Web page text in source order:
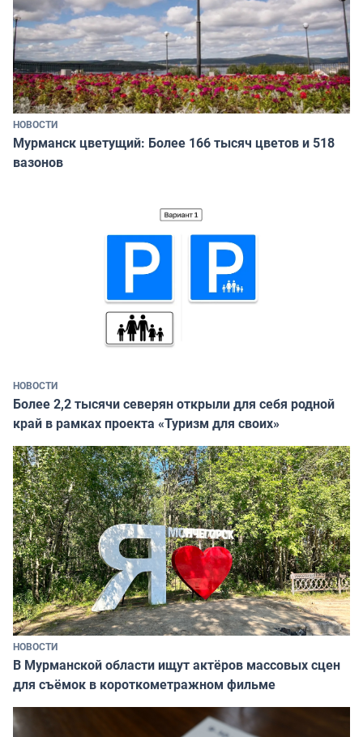
НОВОСТИ
Мурманск цветущий: Более 166 тысяч цветов и 518
вазонов
НОВОСТИ
Более 2,2 тысячи северян открыли для себя родной
край в рамках проекта «Туризм для своих»
НОВОСТИ
В Мурманской области ищут актёров массовых сцен
для съёмок в короткометражном фильме